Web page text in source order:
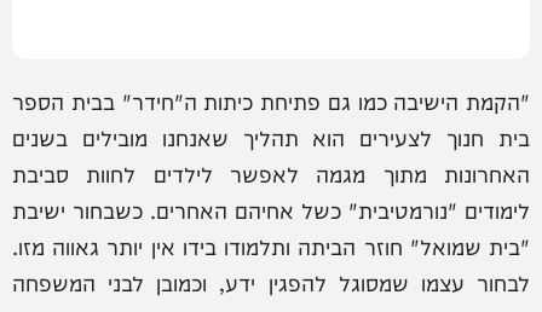
"הקמת הישיבה כמו גם פתיחת כיתות ה"חידר" בבית הספר
בית חנוך לצעירים הוא תהליך שאנחנו מובילים בשנים
האחרונות מתוך מגמה לאפשר לילדים לחוות סביבת
לימודים "נורמטיבית" כשל אחיהם האחרים. כשבחור ישיבת
"בית שמואל" חוזר הביתה ותלמודו בידו אין יותר גאווה מזו.
לבחור עצמו שמסוגל להפגין ידע, וכמובן לבני המשפחה